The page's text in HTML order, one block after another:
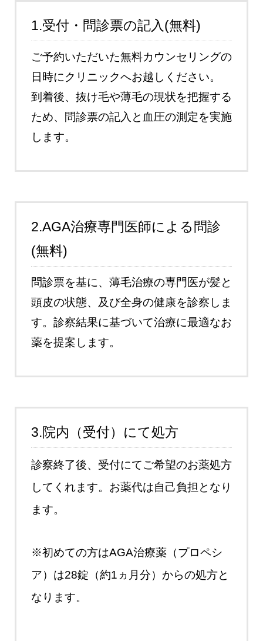
1.受付・問診票の記入(無料)
ご予約いただいた無料カウンセリングの
日時にクリニックへお越しください。
到着後、抜け毛や薄毛の現状を把握する
ため、問診票の記入と血圧の測定を実施
します。
2.AGA治療専門医師による問診
(無料)
問診票を基に、薄毛治療の専門医が髪と
頭皮の状態、及び全身の健康を診察しま
す。診察結果に基づいて治療に最適なお
薬を提案します。
3.院内（受付）にて処方
診察終了後、受付にてご希望のお薬処方
してくれます。お薬代は自己負担となり
ます。
※初めての方はAGA治療薬（プロペシ
ア）は28錠（約1ヵ月分）からの処方と
なります。